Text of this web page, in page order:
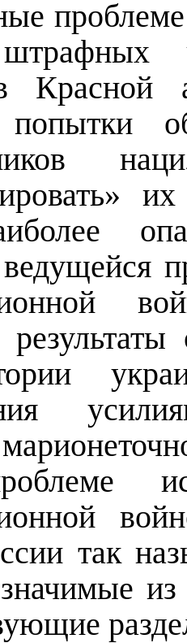
Красной
ведущейся
так